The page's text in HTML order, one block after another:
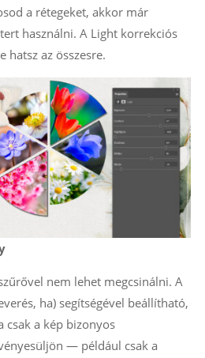
a rétegeket, akkor már
használni. A Light korrekciós
hatsz az összesre.
nem lehet megcsinálni. A
ha) segítségével beállítható,
csak a kép bizonyos
— például csak a